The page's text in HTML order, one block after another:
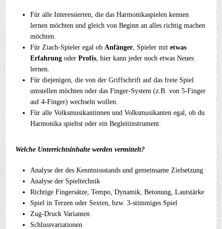
Für alle Interessierten, die das Harmonikaspielen kennen
lernen möchten und gleich von Beginn an alles richtig machen
möchten.
Für Ziach-Spieler egal ob Anfänger , Spieler mitetwas
Erfahrung oderProfis , hier kann jeder noch etwas Neues
lernen.
Für diejenigen, die von der Griffschrift auf das freie Spiel
umstellen möchten oder das Finger-System (z.B. von 5-Finger
auf 4-Finger) wechseln wollen.
Für alle Volksmusikantinnen und Volksmusikanten egal, ob du
Harmonika spieltst oder ein Begleitinstrument.
Welche Unterrichtsinhalte werden vermittelt?
Analyse der des Kenntnissstands und gemeinsame Zielsetzung
Analyse der Spieltechnik
Richtige Fingersätze, Tempo, Dynamik, Betonung, Lautstärke
Spiel in Terzen oder Sexten, bzw. 3-stimmiges Spiel
Zug-Druck Varianten
Schlussvariationen